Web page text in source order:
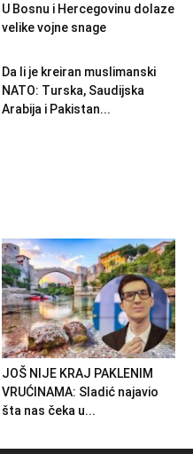
U Bosnu i Hercegovinu dolaze
velike vojne snage
Da li je kreiran muslimanski
NATO: Turska, Saudijska
Arabija i Pakistan...
JOŠ NIJE KRAJ PAKLENIM
VRUĆINAMA: Sladić najavio
šta nas čeka u...